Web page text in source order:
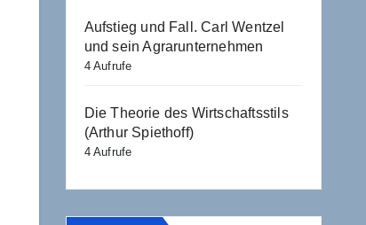
Aufstieg und Fall. Carl Wentzel
und sein Agrarunternehmen
4 Aufrufe
Die Theorie des Wirtschaftsstils
(Arthur Spiethoff)
4 Aufrufe